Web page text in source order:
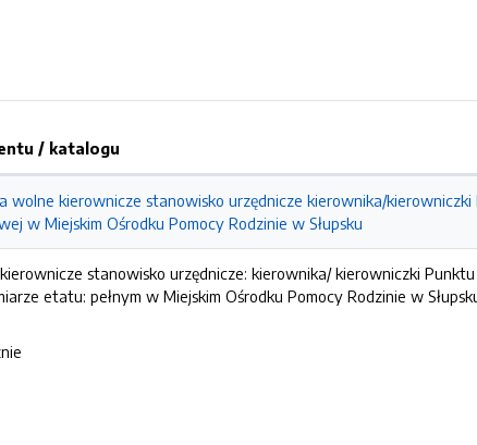
/ katalogu
wolne kierownicze stanowisko urzędnicze kierownika/
w Miejskim Ośrodku Pomocy Rodzinie w Słupsku
stanowisko urzędnicze: kierownika/ kierowniczki
etatu: pełnym w Miejskim Ośrodku Pomocy Rodzinie w